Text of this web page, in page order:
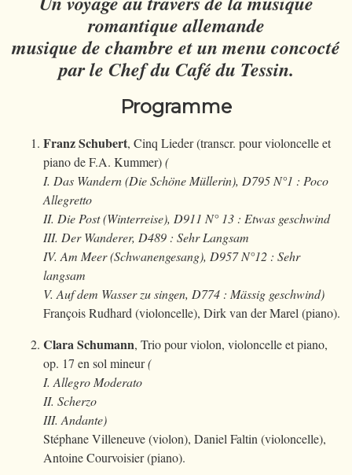
romantique allemande
musique de chambre et un menu concocté
par le Chef du Café du Tessin.
Programme
Franz Schubert, Cinq Lieder (transcr. pour violoncelle et
piano de F.A. Kummer)(
I. Das Wandern (Die Schöne Müllerin), D795 N°1 : Poco
Allegretto
II. Die Post (Winterreise), D911 N° 13 : Etwas geschwind
III. Der Wanderer, D489 : Sehr Langsam
IV. Am Meer (Schwanengesang), D957 N°12 : Sehr
langsam
V. Auf dem Wasser zu singen, D774 : Mässig geschwind)
François Rudhard (violoncelle), Dirk van der Marel (piano).
Clara Schumann, Trio pour violon, violoncelle et piano,
op. 17 en sol mineur(
I. Allegro Moderato
II. Scherzo
III. Andante)
Stéphane Villeneuve (violon), Daniel Faltin (violoncelle),
Antoine Courvoisier (piano).